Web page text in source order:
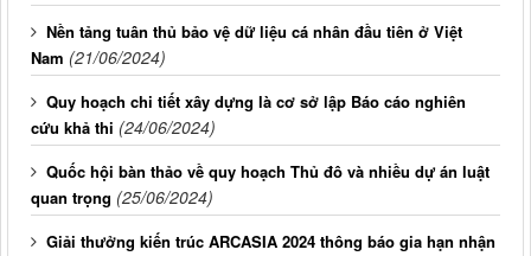
Nền tảng tuân thủ bảo vệ dữ liệu cá nhân đầu tiên ở Việt
Nam (21/06/2024)
Quy hoạch chi tiết xây dựng là cơ sở lập Báo cáo nghiên
cứu khả thi (24/06/2024)
Quốc hội bàn thảo về quy hoạch Thủ đô và nhiều dự án luật
quan trọng (25/06/2024)
Giải thưởng kiến trúc ARCASIA 2024 thông báo gia hạn nhận